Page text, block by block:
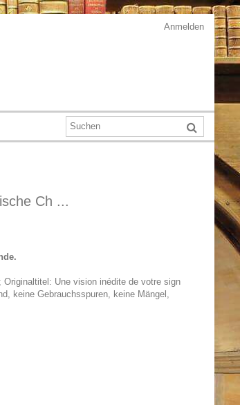
Anmelden
Ch ...
Une vision inédite de votre sign
keine Gebrauchsspuren, keine Mängel,